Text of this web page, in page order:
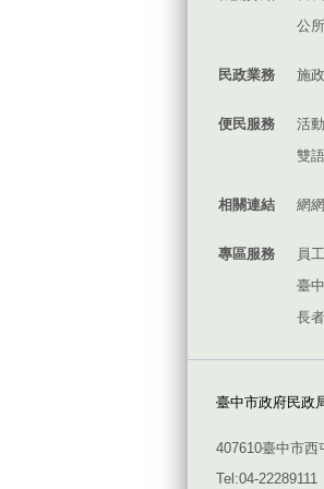
公
民政業務 施
便民服務 活
雙
相關連結 網
專區服務 員
臺
長
臺中市政府民政
407610臺中市
Tel:04-22289111